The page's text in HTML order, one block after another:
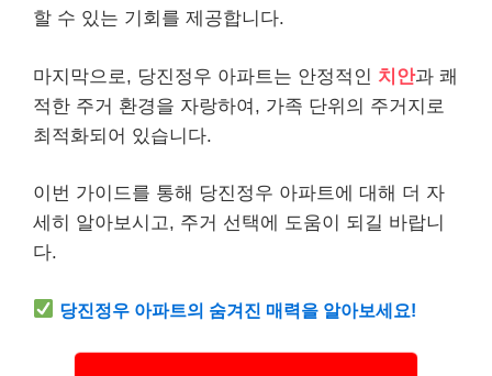
할 수 있는 기회를 제공합니다.
마지막으로, 당진정우 아파트는 안정적인 치안과 쾌
적한 주거 환경을 자랑하여, 가족 단위의 주거지로
최적화되어 있습니다.
이번 가이드를 통해 당진정우 아파트에 대해 더 자
세히 알아보시고, 주거 선택에 도움이 되길 바랍니
다.
당진정우 아파트의 숨겨진 매력을 알아보세요!